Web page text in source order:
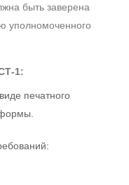
быть заверена
уполномоченного
1:
печатного
формы.